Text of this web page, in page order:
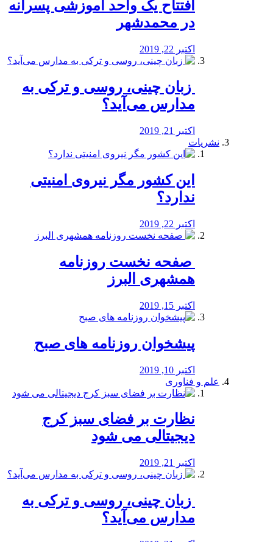
افتتاح یک واحد آموزشی پسرانه
در محمدشهر
اکتبر 22, 2019
️ زبان چینی، روسی و ترکی به
مدارس می‌آید؟
اکتبر 21, 2019
نشریات
این کشور مگر نیروی امنیتی
ندارد؟
اکتبر 22, 2019
️ صفحه نخست روزنامه‌
همشهری البرز
اکتبر 15, 2019
پیشخوان روزنامه های صبح
اکتبر 10, 2019
علم و فناوری
نظارت بر فضای سبز کرج
دیجیتالی می شود
اکتبر 21, 2019
️ زبان چینی، روسی و ترکی به
مدارس می‌آید؟